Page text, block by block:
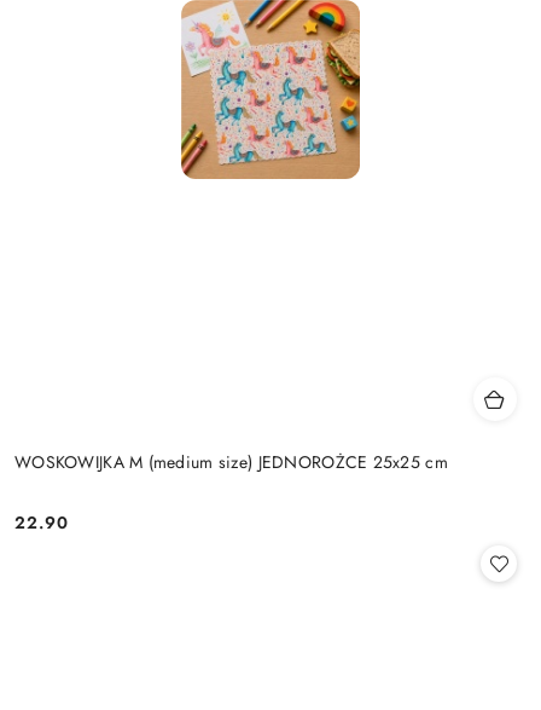
WOSKOWIJKA M (medium size) JEDNOROŻCE 25x25 cm
Cena:
22.90